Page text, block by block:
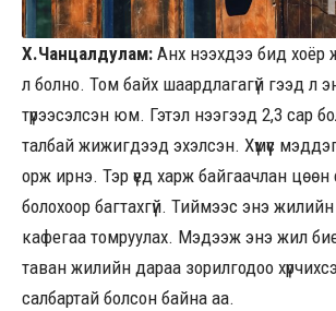
Х.Чанцалдулам: Анх нээхдээ бид хоёр
л болно. Том байх шаардлагагүй гээд л
түрээсэлсэн юм. Гэтэл нээгээд 2,3 сар
талбай жижигдээд эхэлсэн. Хүмүүс
орж ирнэ. Тэр үед харж байгаачлан
болохоор багтахгүй. Тиймээс энэ
кафегаа томруулах. Мэдээж энэ жил
таван жилийн дараа зорилгодоо
салбартай болсон байна аа.